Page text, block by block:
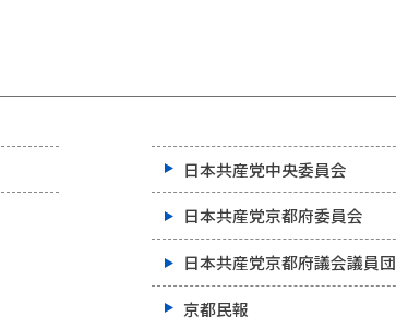
日本共産党中央委員会
日本共産党京都府委員会
日本共産党京都府議会議員団
京都民報